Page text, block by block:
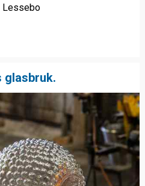
Lessebo
glasbruk.